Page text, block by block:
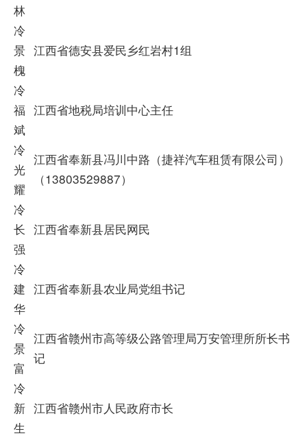
林
冷
景
槐
江西省德安县爱民乡红岩村1组
冷
福
斌
江西省地税局培训中心主任
冷
光
耀
江西省奉新县冯川中路（捷祥汽车租赁有限公司）
（13803529887）
冷
长
强
江西省奉新县居民网民
冷
建
华
江西省奉新县农业局党组书记
冷
景
富
江西省赣州市高等级公路管理局万安管理所所长书
记
冷
新
生
江西省赣州市人民政府市长